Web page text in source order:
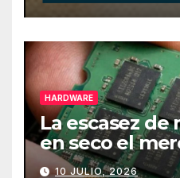
HARDWARE
La escasez
en seco el
de PCs
10 JULIO, 2026